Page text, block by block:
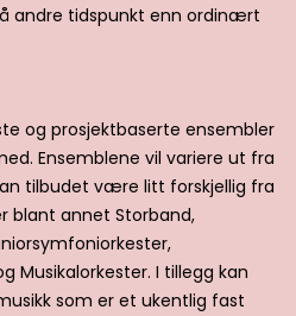
andre tidspunkt enn ordinært
og prosjektbaserte ensembler
Ensemblene vil variere ut fra
tilbudet være litt forskjellig fra
blant annet Storband,
Musikalorkester. I tillegg kan
som er et ukentlig fast